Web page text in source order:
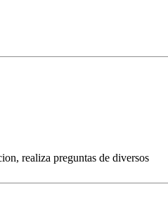
realiza preguntas de diversos